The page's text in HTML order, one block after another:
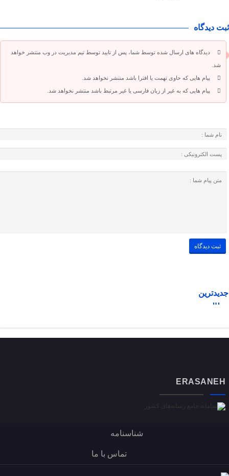
ثبت دیدگاه
دیدگاه های ارسال شده توسط شما، پس از تایید توسط تیم مدیریت در وب منتشر خواهد
شد.
پیام هایی که حاوی تهمت یا افترا باشد منتشر نخواهد شد.
پیام هایی که به غیر از زبان فارسی یا غیر مرتبط باشد منتشر نخواهد شد.
جدیدترین
مطالب
ERASANEH
شناسنامه
تماس با ما